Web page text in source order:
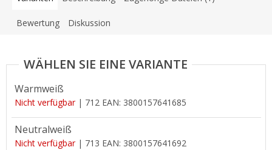
Bewertung Diskussion
Warmweiß
Nicht verfügbar | 712 EAN: 3800157641685
Neutralweiß
Nicht verfügbar | 713 EAN: 3800157641692